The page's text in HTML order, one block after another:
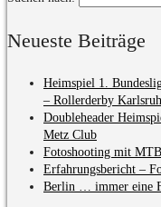
Neueste Beiträge
Heimspiel 1.
– Rollerderby
Doubleheader
Metz Club
Fotoshooting mit
Erfahrungsbericht –
Berlin … immer eine